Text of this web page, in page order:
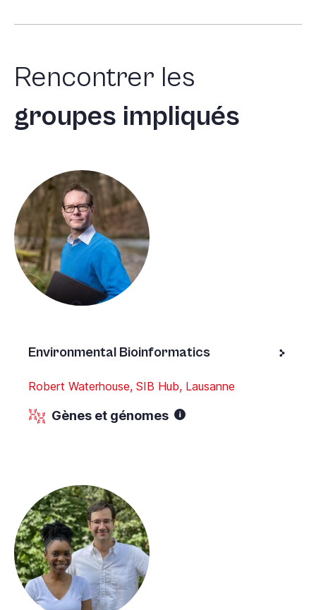
Rencontrer les
groupes impliqués
Environmental Bioinformatics
Robert Waterhouse, SIB Hub, Lausanne
Gènes et génomes